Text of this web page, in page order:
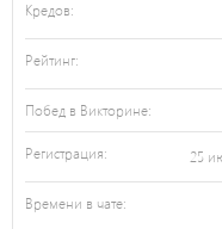
Кредов:
Рейтинг:
Побед в Викторине:
Регистрация: 25
Времени в чате: